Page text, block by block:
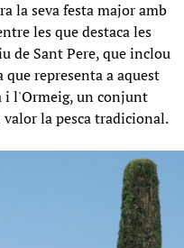
la seva festa major amb
les que destaca les
de Sant Pere, que inclou
representa a aquest
i l'Ormeig, un conjunt
la pesca tradicional.